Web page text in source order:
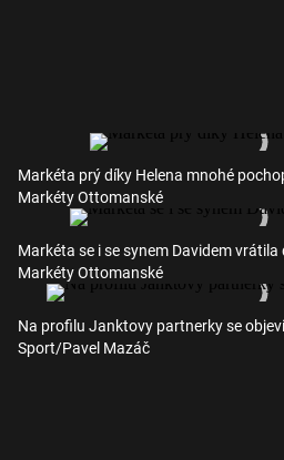
Markéta prý díky Helena mnohé
Markéty Ottomanské
Markéta se i se synem Davidem vrátila
Markéty Ottomanské
Na profilu Janktovy partnerky se
Sport/Pavel Mazáč